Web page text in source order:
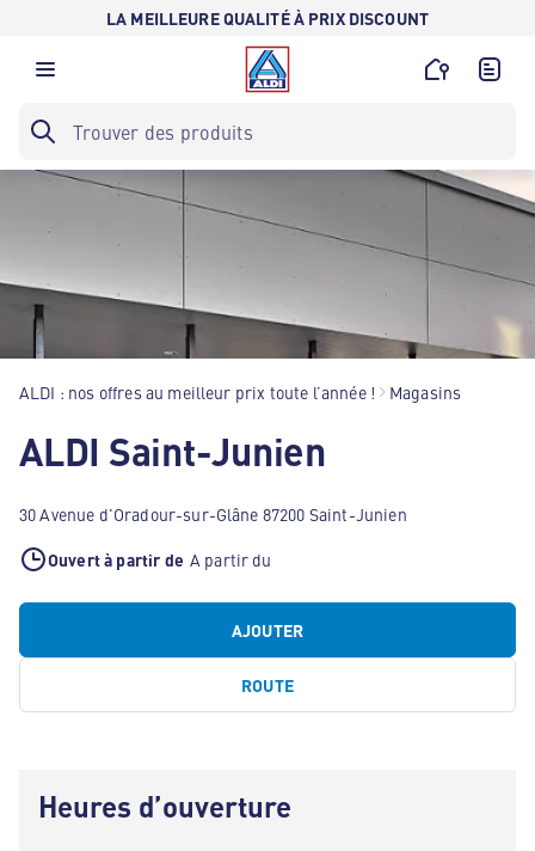
LA MEILLEURE QUALITÉ À PRIX DISCOUNT
ALDI : nos offres au meilleur prix toute l’année ! Magasins
ALDI Saint-Junien
30 Avenue d'Oradour-sur-Glâne 87200 Saint-Junien
Ouvert à partir de A partir du
AJOUTER
ROUTE
Heures d’ouverture